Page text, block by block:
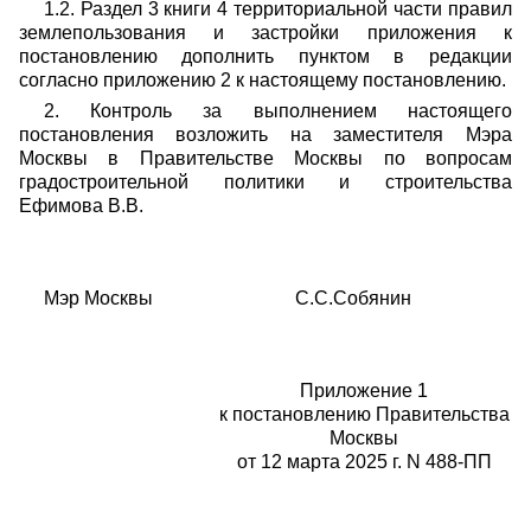
1.2. Раздел 3 книги 4 территориальной части правил
землепользования и застройки приложения к
постановлению дополнить пунктом в редакции
согласно приложению 2 к настоящему постановлению.
2. Контроль за выполнением настоящего
постановления возложить на заместителя Мэра
Москвы в Правительстве Москвы по вопросам
градостроительной политики и строительства
Ефимова В.В.
Мэр Москвы С.С.Собянин
Приложение 1
к постановлению Правительства
Москвы
от 12 марта 2025 г. N 488-ПП